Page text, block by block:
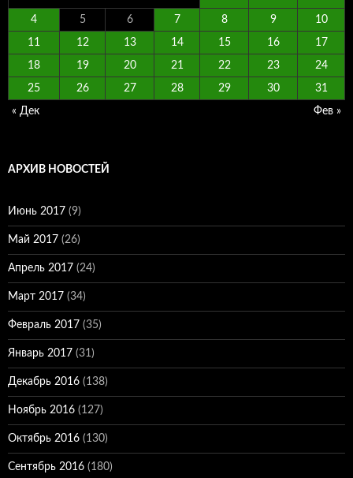
4 5 6 7 8 9 10
11 12 13 14 15 16 17
18 19 20 21 22 23 24
25 26 27 28 29 30 31
« Дек Фев »
АРХИВ НОВОСТЕЙ
Июнь 2017 (9)
Май 2017 (26)
Апрель 2017 (24)
Март 2017 (34)
Февраль 2017 (35)
Январь 2017 (31)
Декабрь 2016 (138)
Ноябрь 2016 (127)
Октябрь 2016 (130)
Сентябрь 2016 (180)